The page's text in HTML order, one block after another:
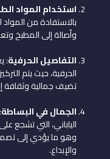
استخدام المواد
بالاستفادة من
وأصالة إلى المطبخ
التفاصيل الحرفية:
الحرفية، حيث يتم
تضيف جمالية وثقافة
الجمال في البساطة
الياباني، التي تشجع
وهو ما يؤدي إلى
والإبداع.